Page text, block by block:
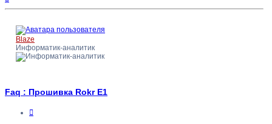
к
Blaze
Информатик-аналитик
Faq : Прошивка Rokr E1